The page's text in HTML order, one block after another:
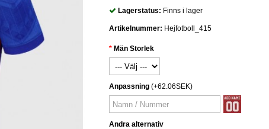
Lagerstatus: Finns i lager
Artikelnummer: Hejfotboll_415
Män Storlek
Anpassning (+62.06SEK)
Andra alternativ